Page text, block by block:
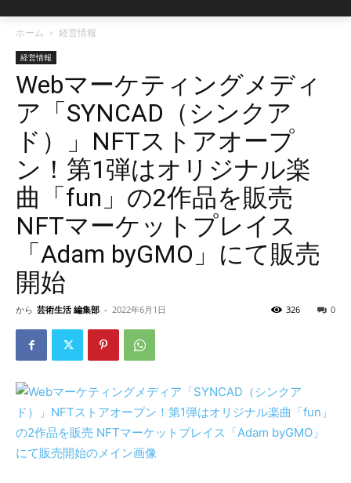
ホーム 経営情報
経営情報
Webマーケティングメディ
ア「SYNCAD（シンクア
ド）」NFTストアオープ
ン！第1弾はオリジナル楽
曲「fun」の2作品を販売
NFTマーケットプレイス
「Adam byGMO」にて販売
開始
から 芸術生活 編集部 - 2022年6月1日 0
326